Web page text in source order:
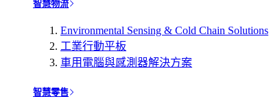
智慧物流
Environmental Sensing & Cold Chain Solutions
工業行動平板
車用電腦與感測器解決方案
智慧零售